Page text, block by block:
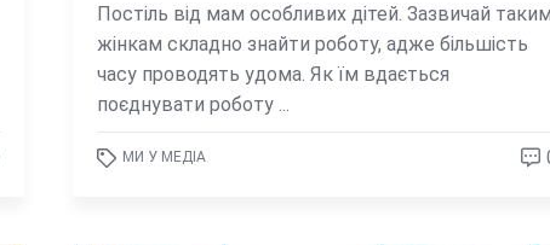
Постіль від мам особливих дітей. Зазвичай
жінкам складно знайти роботу, адже більшість
часу проводять удома. Як їм вдається
поєднувати роботу ...
МИ У МЕДІА